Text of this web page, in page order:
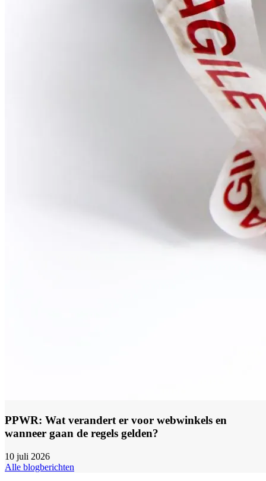
PPWR: Wat verandert er voor webwinkels en
wanneer gaan de regels gelden?
10 juli 2026
Alle blogberichten